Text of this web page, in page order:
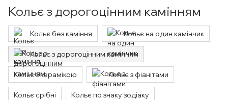
Кольє з дорогоцінним камінням
Кольє без каміння Кольє на один камінчик
Кольє з дорогоцінним камінням
Кольє з керамікою Кольє з фіанітами
Кольє срібні Кольє по знаку зодіаку